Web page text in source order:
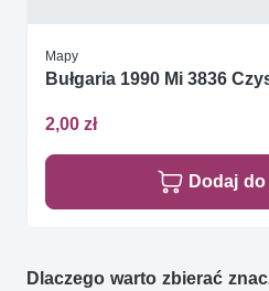
Mapy
Bułgaria 1990 Mi 3836
2,00 zł
Dodaj
Dlaczego warto zbierać